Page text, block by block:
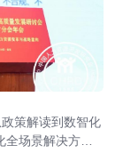
策解读到数智化
全场景解决方